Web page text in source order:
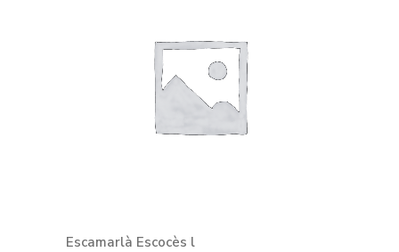
Escamarlà Escocès l